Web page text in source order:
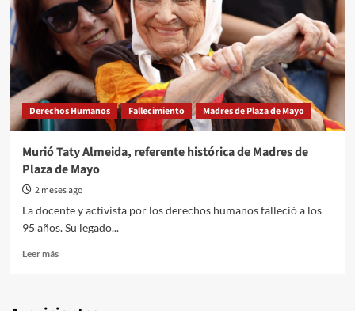
Derechos Humanos Fallecimiento Madres de Plaza de Mayo
Murió Taty Almeida, referente histórica de Madres de
Plaza de Mayo
2 meses ago
La docente y activista por los derechos humanos falleció a los
95 años. Su legado...
Leer másRead